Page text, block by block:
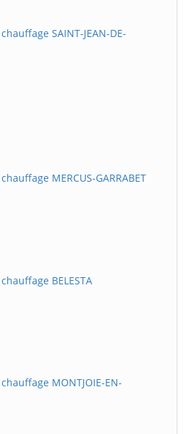
SAINT-JEAN-DE-
MERCUS-GARRABET
BELESTA
MONTJOIE-EN-